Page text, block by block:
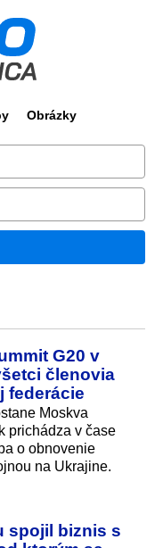
Obrázky
G20 v
členovia
federácie
Moskva
prichádza v čase
o obnovenie
na Ukrajine.
spojil biznis s